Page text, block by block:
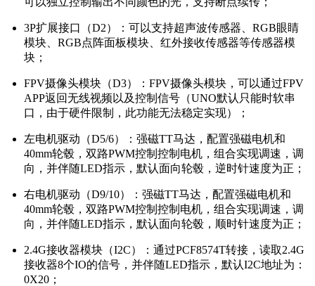
3P扩展接口（D2）：可以支持超声波传感器、RGB眼睛
模块、RGB点阵面板模块、红外接收传感器等传感器模
块；
FPV摄像头模块（D3）：FPV摄像头模块，可以通过FPV
APP返回无线视频以及控制信号（UNO默认只能时软串
口，由于硬件限制，此功能无法稳定实现）；
左电机驱动（D5/6）：强磁TT马达，配置强磁电机和
40mm轮毂，双路PWM控制控制电机，组合实现调速，调
向，并伴随LED指示，默认面向轮毂，逆时针速度为正；
右电机驱动（D9/10）：强磁TT马达，配置强磁电机和
40mm轮毂，双路PWM控制控制电机，组合实现调速，调
向，并伴随LED指示，默认面向轮毂，顺时针速度为正；
2.4G接收器模块（I2C）：通过PCF8574T转接，读取2.4G
接收器8个IO的信号，并伴随LED指示，默认I2C地址为：
0X20；